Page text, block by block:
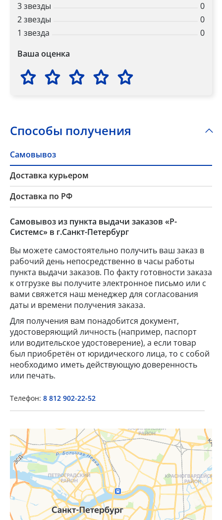
3 звезды
0
2 звезды
0
1 звезда
0
Ваша оценка
Способы получения
Самовывоз
Доставка курьером
Доставка по РФ
Самовывоз из пункта выдачи заказов «Р-
Системс» в г.Санкт-Петербург
Вы можете самостоятельно получить ваш заказ в
рабочий день непосредственно в часы работы
пункта выдачи заказов. По факту готовности заказа
к отгрузке вы получите электронное письмо или с
вами свяжется наш менеджер для согласования
даты и времени получения заказа.
Для получения вам понадобится документ,
удостоверяющий личность (например, паспорт
или водительское удостоверение), а если товар
был приобретён от юридического лица, то с собой
необходимо иметь действующую доверенность
или печать.
Телефон: 8 812 902-22-52
×
Popup Content